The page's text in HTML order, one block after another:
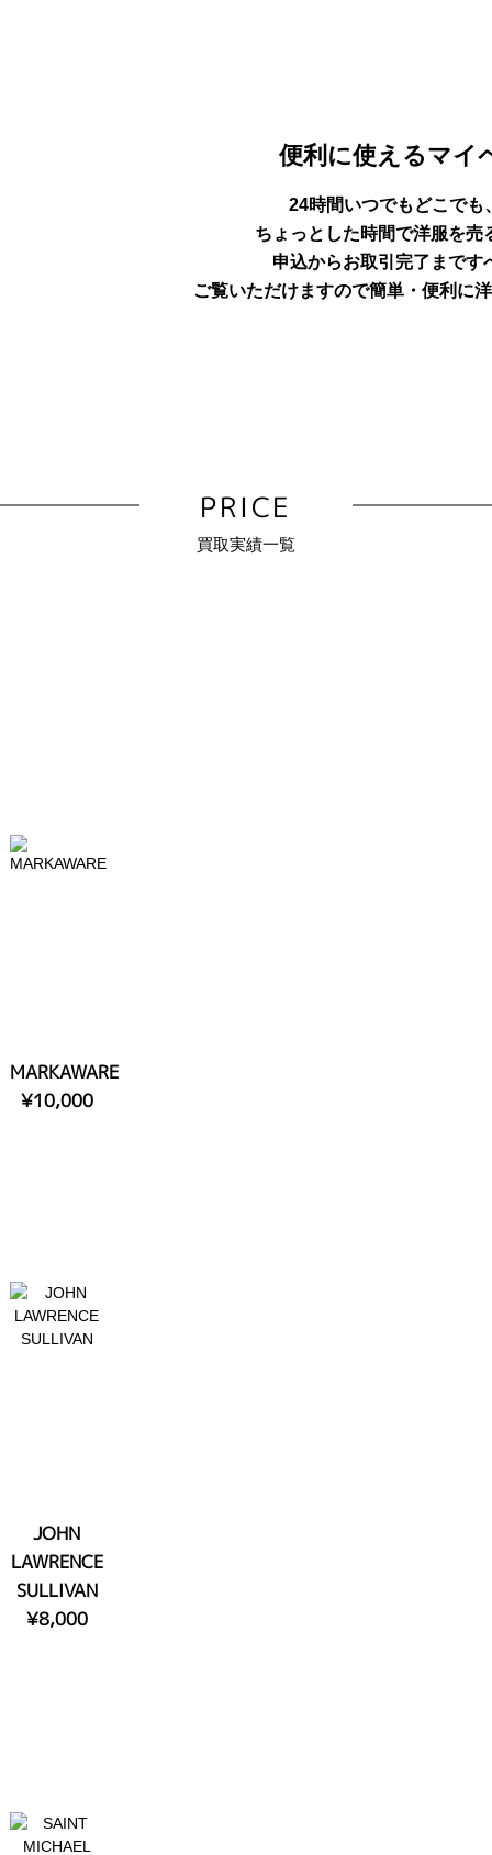
便利に使えるマイ
24時間いつでもどこでも
ちょっとした時間で洋服を売
申込からお取引完了まです
ご覧いただけますので簡単・便利に洋
PRICE
買取実績一覧
MARKAWARE
¥10,000
JOHN
LAWRENCE
SULLIVAN
¥8,000